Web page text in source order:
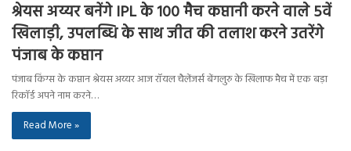
श्रेयस अय्यर बनेंगे IPL के 100 मैच कप्तानी करने वाले 5वें
खिलाड़ी, उपलब्धि के साथ जीत की तलाश करने उतरेंगे
पंजाब के कप्तान
पंजाब किंग्स के कप्तान श्रेयस अय्यर आज रॉयल चैलेंजर्स बेंगलुरु के खिलाफ मैच में एक बड़ा
रिकॉर्ड अपने नाम करने…
Read More »